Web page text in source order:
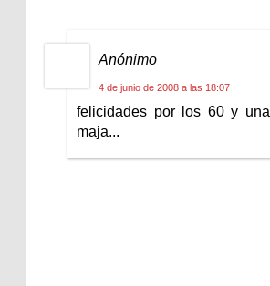
Anónimo
4 de junio de 2008 a las 18:07
felicidades por los 60 y
maja...